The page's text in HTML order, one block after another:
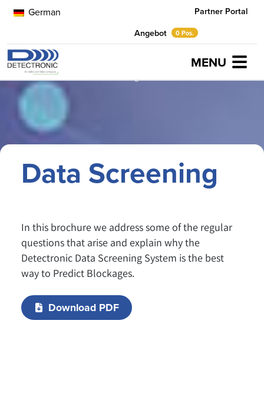
MENU
Partner Portal
Angebot
0 Pos.
German
HomeBroschüren
Data Screening
In this brochure we address some of the regular
questions that arise and explain why the
Detectronic Data Screening System is the best
way to Predict Blockages.
Download PDF